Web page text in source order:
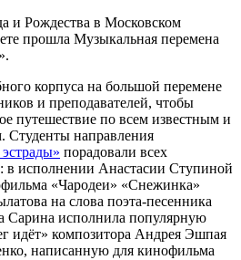
и Рождества в Московском
прошла Музыкальная перемена
корпуса на большой перемене
и преподавателей, чтобы
путешествие по всем известным и
направления
порадовали всех
в исполнении Анастасии Ступиной
«Чародеи» «Снежинка»
на слова поэта-песенника
Сарина исполнила популярную
идёт» композитора Андрея Эшпая
написанную для кинофильма